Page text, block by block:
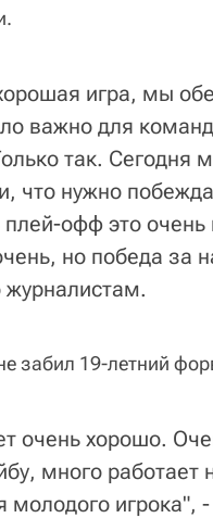
игра, мы
важно для
так.
что нужно
офф это
но победа за
журналистам.
забил 19-летний
очень хорошо.
много работает
молодого игрока",